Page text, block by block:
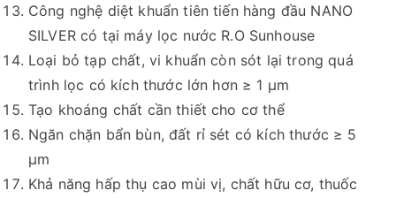
Công nghệ diệt khuẩn tiên tiến hàng đầu NANO
SILVER có tại máy lọc nước R.O Sunhouse
Loại bỏ tạp chất, vi khuẩn còn sót lại trong quá
trình lọc có kích thước lớn hơn ≥ 1 µm
Tạo khoáng chất cần thiết cho cơ thể
Ngăn chặn bẩn bùn, đất rỉ sét có kích thước ≥ 5
µm
Khả năng hấp thụ cao mùi vị, chất hữu cơ, thuốc